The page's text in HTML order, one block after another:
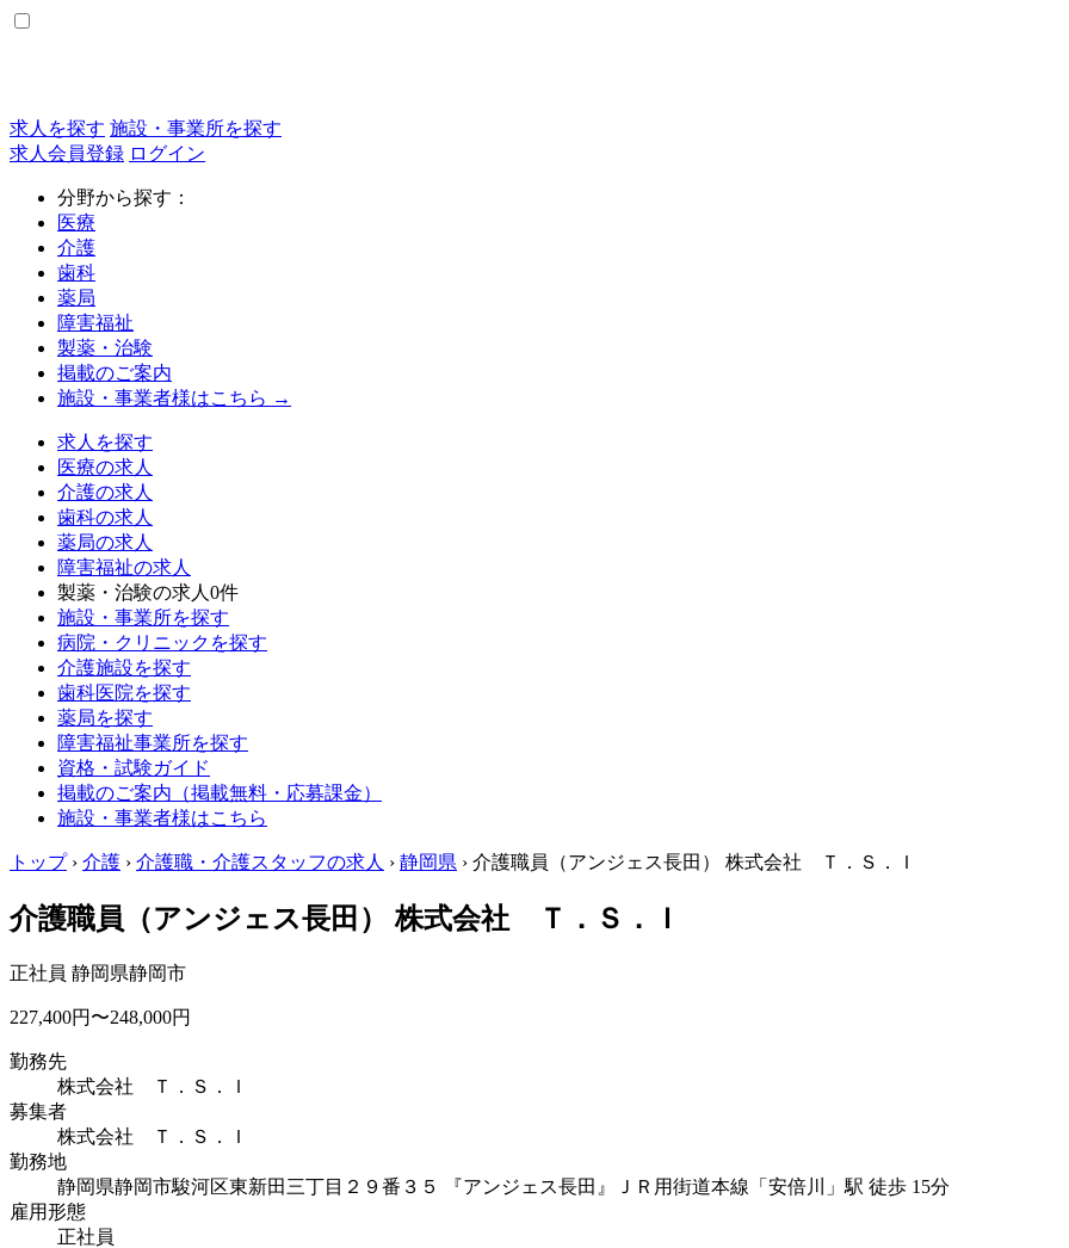
求人を探す 施設・事業所を探す
求人会員登録 ログイン
分野から探す：
医療
介護
歯科
薬局
障害福祉
製薬・治験
掲載のご案内
施設・事業者様はこちら →
求人を探す
医療の求人
介護の求人
歯科の求人
薬局の求人
障害福祉の求人
製薬・治験の求人 0件
施設・事業所を探す
病院・クリニックを探す
介護施設を探す
歯科医院を探す
薬局を探す
障害福祉事業所を探す
資格・試験ガイド
掲載のご案内（掲載無料・応募課金）
施設・事業者様はこちら
トップ › 介護 › 介護職・介護スタッフの求人 › 静岡県 › 介護職員（アンジェス長田） 株式会社 Ｔ．Ｓ．Ｉ
介護職員（アンジェス長田） 株式会社 Ｔ．Ｓ．Ｉ
正社員 静岡県静岡市
227,400円〜248,000円
勤務先
株式会社 Ｔ．Ｓ．Ｉ
募集者
株式会社 Ｔ．Ｓ．Ｉ
勤務地
静岡県静岡市駿河区東新田三丁目２９番３５ 『アンジェス長田』
ＪＲ用街道本線「安倍川」駅 徒歩 15分
雇用形態
正社員